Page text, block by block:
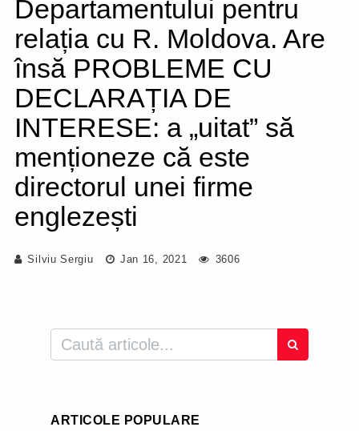
Departamentului pentru
relația cu R. Moldova. Are
însă PROBLEME CU
DECLARAȚIA DE
INTERESE: a „uitat” să
menționeze că este
directorul unei firme
englezești
Silviu Sergiu Jan 16, 2021 3606
ARTICOLE POPULARE